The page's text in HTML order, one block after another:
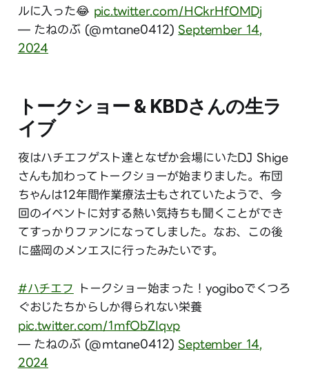
ルに入った😂 pic.twitter.com/HCkrHfOMDj
— たねのぶ (@mtane0412)September 14,
2024
トークショー & KBDさんの生ラ
イブ
夜はハチエフゲスト達となぜか会場にいたDJ Shige
さんも加わってトークショーが始まりました。布団
ちゃんは12年間作業療法士もされていたようで、今
回のイベントに対する熱い気持ちも聞くことができ
てすっかりファンになってしました。なお、この後
に盛岡のメンエスに行ったみたいです。
#ハチエフ トークショー始まった！yogiboでくつろ
ぐおじたちからしか得られない栄養
pic.twitter.com/1mfObZIqvp
— たねのぶ (@mtane0412)September 14,
2024